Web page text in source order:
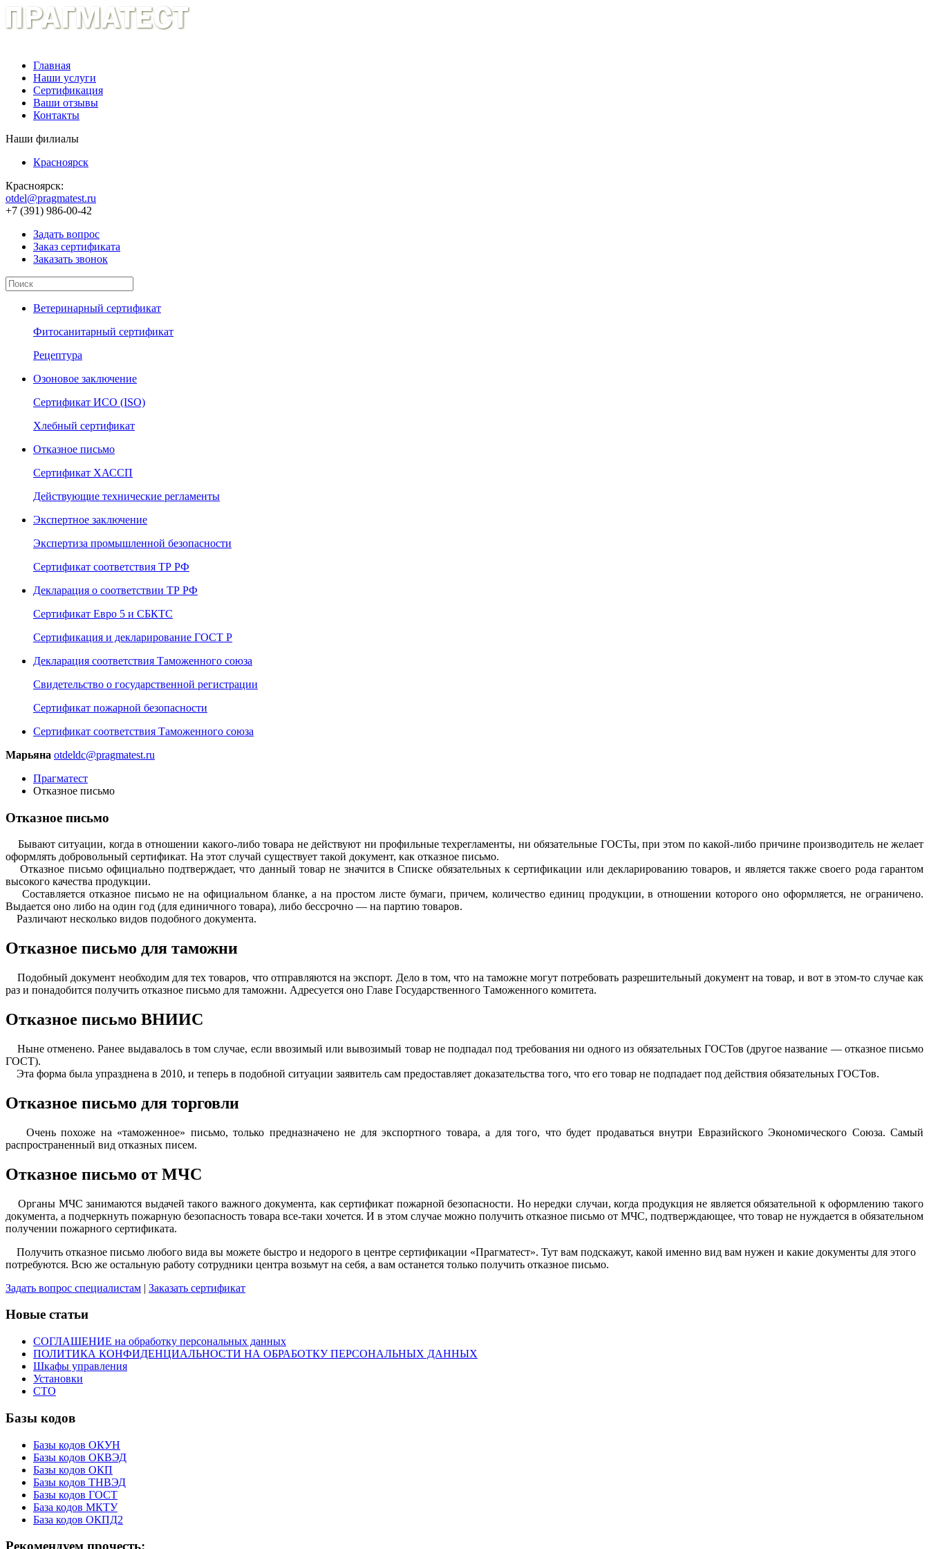
Главная
Наши услуги
Сертификация
Ваши отзывы
Контакты
Наши филиалы
Красноярск
Красноярск:
otdel@pragmatest.ru
+7 (391) 986-00-42
Задать вопрос
Заказ сертификата
Заказать звонок
Ветеринарный сертификат
Фитосанитарный сертификат
Рецептура
Озоновое заключение
Сертификат ИСО (ISO)
Хлебный сертификат
Отказное письмо
Сертификат ХАССП
Действующие технические регламенты
Экспертное заключение
Экспертиза промышленной безопасности
Сертификат соответствия ТР РФ
Декларация о соответствии ТР РФ
Сертификат Евро 5 и СБКТС
Сертификация и декларирование ГОСТ Р
Декларация соответствия Таможенного союза
Свидетельство о государственной регистрации
Сертификат пожарной безопасности
Сертификат соответствия Таможенного союза
Марьяна otdeldc@pragmatest.ru
Прагматест
Отказное письмо
Отказное письмо
Бывают ситуации, когда в отношении какого-либо товара не действуют ни профильные техрегламенты, ни обязательные ГОСТы, при этом по какой-либо причине производитель не желает
оформлять добровольный сертификат. На этот случай существует такой документ, как отказное письмо.
Отказное письмо официально подтверждает, что данный товар не значится в Списке обязательных к сертификации или декларированию товаров, и является также своего рода гарантом
высокого качества продукции.
Составляется отказное письмо не на официальном бланке, а на простом листе бумаги, причем, количество единиц продукции, в отношении которого оно оформляется, не ограничено.
Выдается оно либо на один год (для единичного товара), либо бессрочно — на партию товаров.
Различают несколько видов подобного документа.
Отказное письмо для таможни
Подобный документ необходим для тех товаров, что отправляются на экспорт. Дело в том, что на таможне могут потребовать разрешительный документ на товар, и вот в этом-то случае как
раз и понадобится получить отказное письмо для таможни. Адресуется оно Главе Государственного Таможенного комитета.
Отказное письмо ВНИИС
Ныне отменено. Ранее выдавалось в том случае, если ввозимый или вывозимый товар не подпадал под требования ни одного из обязательных ГОСТов (другое название — отказное письмо
ГОСТ).
Эта форма была упразднена в 2010, и теперь в подобной ситуации заявитель сам предоставляет доказательства того, что его товар не подпадает под действия обязательных ГОСТов.
Отказное письмо для торговли
Очень похоже на «таможенное» письмо, только предназначено не для экспортного товара, а для того, что будет продаваться внутри Евразийского Экономического Союза. Самый
распространенный вид отказных писем.
Отказное письмо от МЧС
Органы МЧС занимаются выдачей такого важного документа, как сертификат пожарной безопасности. Но нередки случаи, когда продукция не является обязательной к оформлению такого
документа, а подчеркнуть пожарную безопасность товара все-таки хочется. И в этом случае можно получить отказное письмо от МЧС, подтверждающее, что товар не нуждается в обязательном
получении пожарного сертификата.
Получить отказное письмо любого вида вы можете быстро и недорого в центре сертификации «Прагматест». Тут вам подскажут, какой именно вид вам нужен и какие документы для этого
потребуются. Всю же остальную работу сотрудники центра возьмут на себя, а вам останется только получить отказное письмо.
Задать вопрос специалистам | Заказать сертификат
Новые статьи
СОГЛАШЕНИЕ на обработку персональных данных
ПОЛИТИКА КОНФИДЕНЦИАЛЬНОСТИ НА ОБРАБОТКУ ПЕРСОНАЛЬНЫХ ДАННЫХ
Шкафы управления
Установки
СТО
Базы кодов
Базы кодов ОКУН
Базы кодов ОКВЭД
Базы кодов ОКП
Базы кодов ТНВЭД
Базы кодов ГОСТ
База кодов МКТУ
База кодов ОКПД2
Рекомендуем прочесть: